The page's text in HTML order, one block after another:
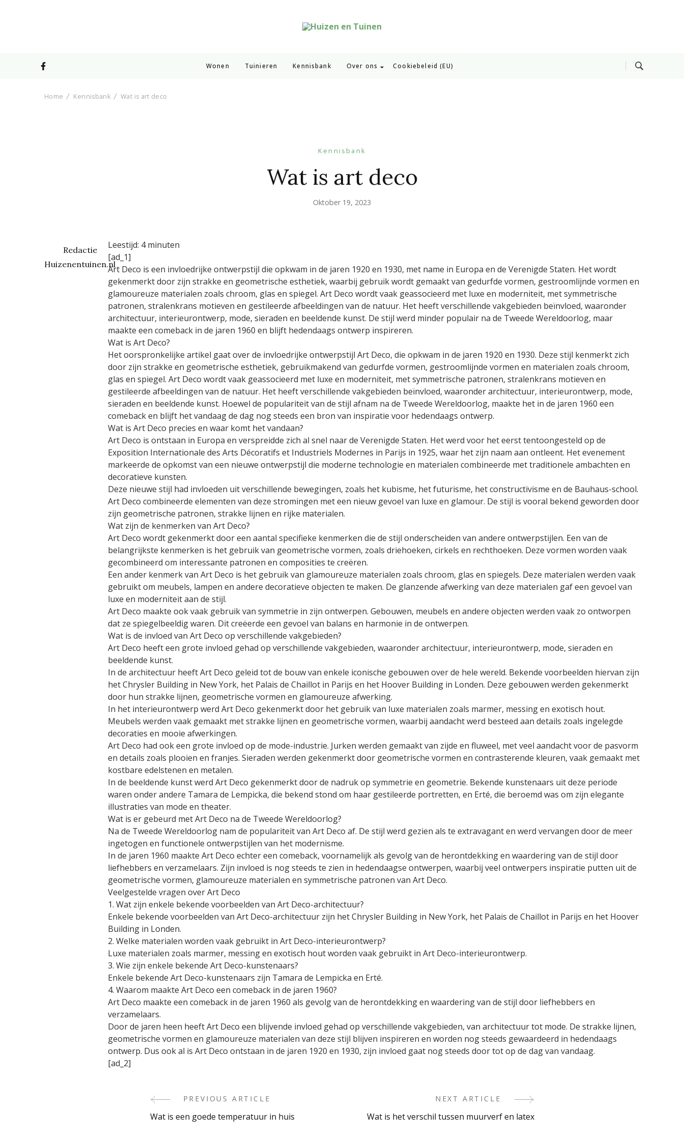
Wonen Tuinieren Kennisbank Over ons Cookiebeleid (EU)
Home Kennisbank Wat is art deco
Kennisbank
Wat is art deco
Oktober 19, 2023
Redactie
Huizenentuinen.nl
Leestijd: 4 minuten
[ad_1]
Art Deco is een invloedrijke ontwerpstijl die opkwam in de jaren 1920 en 1930, met name in Europa en de Verenigde Staten. Het wordt
gekenmerkt door zijn strakke en geometrische esthetiek, waarbij gebruik wordt gemaakt van gedurfde vormen, gestroomlijnde vormen en
glamoureuze materialen zoals chroom, glas en spiegel. Art Deco wordt vaak geassocieerd met luxe en moderniteit, met symmetrische
patronen, stralenkrans motieven en gestileerde afbeeldingen van de natuur. Het heeft verschillende vakgebieden beïnvloed, waaronder
architectuur, interieurontwerp, mode, sieraden en beeldende kunst. De stijl werd minder populair na de Tweede Wereldoorlog, maar
maakte een comeback in de jaren 1960 en blijft hedendaags ontwerp inspireren.
Wat is Art Deco?
Het oorspronkelijke artikel gaat over de invloedrijke ontwerpstijl Art Deco, die opkwam in de jaren 1920 en 1930. Deze stijl kenmerkt zich
door zijn strakke en geometrische esthetiek, gebruikmakend van gedurfde vormen, gestroomlijnde vormen en materialen zoals chroom,
glas en spiegel. Art Deco wordt vaak geassocieerd met luxe en moderniteit, met symmetrische patronen, stralenkrans motieven en
gestileerde afbeeldingen van de natuur. Het heeft verschillende vakgebieden beïnvloed, waaronder architectuur, interieurontwerp, mode,
sieraden en beeldende kunst. Hoewel de populariteit van de stijl afnam na de Tweede Wereldoorlog, maakte het in de jaren 1960 een
comeback en blijft het vandaag de dag nog steeds een bron van inspiratie voor hedendaags ontwerp.
Wat is Art Deco precies en waar komt het vandaan?
Art Deco is ontstaan in Europa en verspreidde zich al snel naar de Verenigde Staten. Het werd voor het eerst tentoongesteld op de
Exposition Internationale des Arts Décoratifs et Industriels Modernes in Parijs in 1925, waar het zijn naam aan ontleent. Het evenement
markeerde de opkomst van een nieuwe ontwerpstijl die moderne technologie en materialen combineerde met traditionele ambachten en
decoratieve kunsten.
Deze nieuwe stijl had invloeden uit verschillende bewegingen, zoals het kubisme, het futurisme, het constructivisme en de Bauhaus-school.
Art Deco combineerde elementen van deze stromingen met een nieuw gevoel van luxe en glamour. De stijl is vooral bekend geworden door
zijn geometrische patronen, strakke lijnen en rijke materialen.
Wat zijn de kenmerken van Art Deco?
Art Deco wordt gekenmerkt door een aantal specifieke kenmerken die de stijl onderscheiden van andere ontwerpstijlen. Een van de
belangrijkste kenmerken is het gebruik van geometrische vormen, zoals driehoeken, cirkels en rechthoeken. Deze vormen worden vaak
gecombineerd om interessante patronen en composities te creëren.
Een ander kenmerk van Art Deco is het gebruik van glamoureuze materialen zoals chroom, glas en spiegels. Deze materialen werden vaak
gebruikt om meubels, lampen en andere decoratieve objecten te maken. De glanzende afwerking van deze materialen gaf een gevoel van
luxe en moderniteit aan de stijl.
Art Deco maakte ook vaak gebruik van symmetrie in zijn ontwerpen. Gebouwen, meubels en andere objecten werden vaak zo ontworpen
dat ze spiegelbeeldig waren. Dit creëerde een gevoel van balans en harmonie in de ontwerpen.
Wat is de invloed van Art Deco op verschillende vakgebieden?
Art Deco heeft een grote invloed gehad op verschillende vakgebieden, waaronder architectuur, interieurontwerp, mode, sieraden en
beeldende kunst.
In de architectuur heeft Art Deco geleid tot de bouw van enkele iconische gebouwen over de hele wereld. Bekende voorbeelden hiervan zijn
het Chrysler Building in New York, het Palais de Chaillot in Parijs en het Hoover Building in Londen. Deze gebouwen werden gekenmerkt
door hun strakke lijnen, geometrische vormen en glamoureuze afwerking.
In het interieurontwerp werd Art Deco gekenmerkt door het gebruik van luxe materialen zoals marmer, messing en exotisch hout.
Meubels werden vaak gemaakt met strakke lijnen en geometrische vormen, waarbij aandacht werd besteed aan details zoals ingelegde
decoraties en mooie afwerkingen.
Art Deco had ook een grote invloed op de mode-industrie. Jurken werden gemaakt van zijde en fluweel, met veel aandacht voor de pasvorm
en details zoals plooien en franjes. Sieraden werden gekenmerkt door geometrische vormen en contrasterende kleuren, vaak gemaakt met
kostbare edelstenen en metalen.
In de beeldende kunst werd Art Deco gekenmerkt door de nadruk op symmetrie en geometrie. Bekende kunstenaars uit deze periode
waren onder andere Tamara de Lempicka, die bekend stond om haar gestileerde portretten, en Erté, die beroemd was om zijn elegante
illustraties van mode en theater.
Wat is er gebeurd met Art Deco na de Tweede Wereldoorlog?
Na de Tweede Wereldoorlog nam de populariteit van Art Deco af. De stijl werd gezien als te extravagant en werd vervangen door de meer
ingetogen en functionele ontwerpstijlen van het modernisme.
In de jaren 1960 maakte Art Deco echter een comeback, voornamelijk als gevolg van de herontdekking en waardering van de stijl door
liefhebbers en verzamelaars. Zijn invloed is nog steeds te zien in hedendaagse ontwerpen, waarbij veel ontwerpers inspiratie putten uit de
geometrische vormen, glamoureuze materialen en symmetrische patronen van Art Deco.
Veelgestelde vragen over Art Deco
1. Wat zijn enkele bekende voorbeelden van Art Deco-architectuur?
Enkele bekende voorbeelden van Art Deco-architectuur zijn het Chrysler Building in New York, het Palais de Chaillot in Parijs en het Hoover
Building in Londen.
2. Welke materialen worden vaak gebruikt in Art Deco-interieurontwerp?
Luxe materialen zoals marmer, messing en exotisch hout worden vaak gebruikt in Art Deco-interieurontwerp.
3. Wie zijn enkele bekende Art Deco-kunstenaars?
Enkele bekende Art Deco-kunstenaars zijn Tamara de Lempicka en Erté.
4. Waarom maakte Art Deco een comeback in de jaren 1960?
Art Deco maakte een comeback in de jaren 1960 als gevolg van de herontdekking en waardering van de stijl door liefhebbers en
verzamelaars.
Door de jaren heen heeft Art Deco een blijvende invloed gehad op verschillende vakgebieden, van architectuur tot mode. De strakke lijnen,
geometrische vormen en glamoureuze materialen van deze stijl blijven inspireren en worden nog steeds gewaardeerd in hedendaags
ontwerp. Dus ook al is Art Deco ontstaan in de jaren 1920 en 1930, zijn invloed gaat nog steeds door tot op de dag van vandaag.
[ad_2]
Post
Navigation
PREVIOUS ARTICLE
Wat is een goede temperatuur in huis
NEXT ARTICLE
Wat is het verschil tussen muurverf en latex